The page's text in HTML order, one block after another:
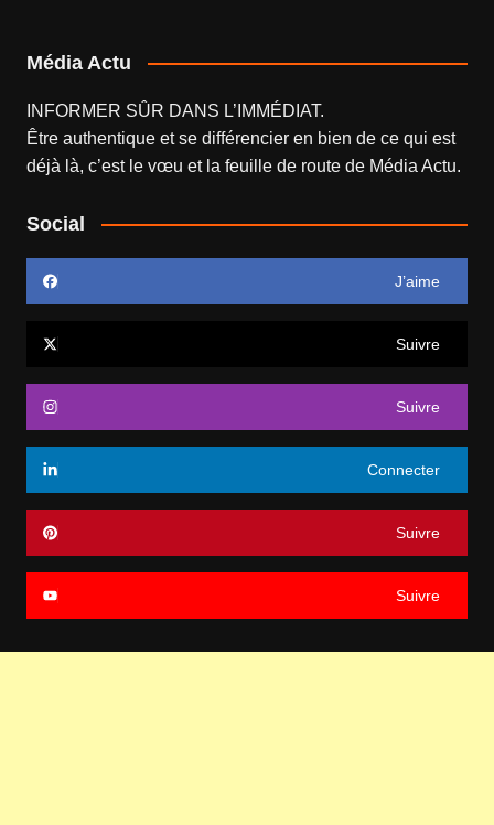
Média Actu
INFORMER SÛR DANS L’IMMÉDIAT.
Être authentique et se différencier en bien de ce qui est
déjà là, c’est le vœu et la feuille de route de Média Actu.
Social
J’aime
Suivre
Suivre
Connecter
Suivre
Suivre